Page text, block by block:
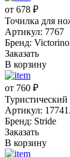
от 678 ₽
Точилка для
Артикул: 7767
Бренд:
Заказать
В корзину
от 760 ₽
Артикул:
Бренд: Stride
Заказать
В корзину